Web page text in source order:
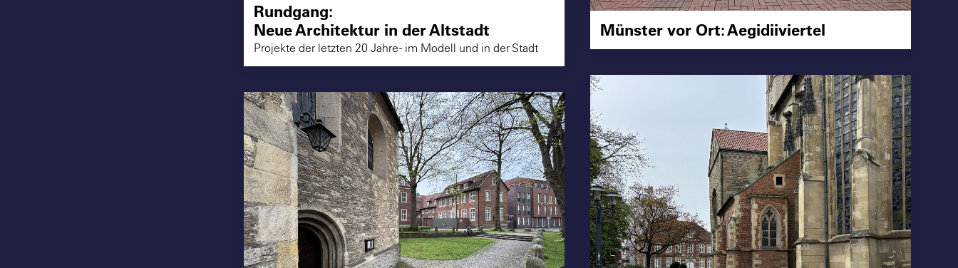
Rundgang:
Neue Architektur in der Altstadt
Projekte der letzten 20 Jahre - im Modell und in der Stadt
Münster vor Ort: Aegidiiviertel